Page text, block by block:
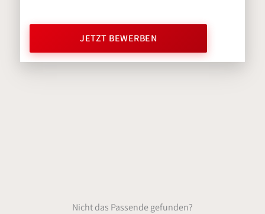
JETZT BEWERBEN
Nicht das Passende gefunden?